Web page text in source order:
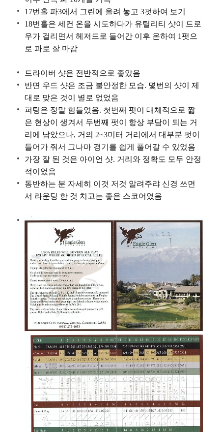
17번홀 파3에서 그린에 올려 놓고 3펏하여 보기
18번홀은 세컨 온을 시도하다가 유틸리티 샷이 드로
우가 걸리면서 헤저드로 들어간 이후 온하여 1펏으
로 파로 잘 마감
드라이버 샷은 전반적으로 좋았음
반면 우드 샷은 조금 불안정한 모습. 몇번의 샷이 제
대로 맞은 것이 별로 없었음
퍼팅은 정말 힘들었음. 첫번째 펏이 대체적으로 짧
은 현상이 생겨서 두번째 펏이 항상 부담이 되는 거
리에 남았으나, 거의 2~3미터 거리에서 대부분 펏이
들어가 줘서 그나마 경기를 쉽게 풀어갈 수 있었음
가장 잘 된 것은 아이언 샷. 거리와 정확도 모두 안정
적이었음
동반하는 분 자세히 이것 저것 알려주랴 신경 쓰면
서 라운딩 한 것 치고는 좋은 스코어였음